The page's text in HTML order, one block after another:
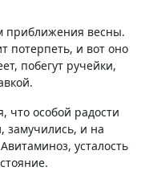
потерпеть, и вот оно
побегут ручейки,
что особой радости
замучились, и на
усталость